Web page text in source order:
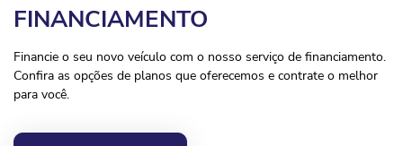
FINANCIAMENTO
Financie o seu novo veículo com o nosso serviço de financiamento.
Confira as opções de planos que oferecemos e contrate o melhor
para você.